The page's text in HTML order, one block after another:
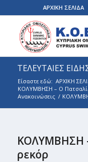
ΑΡΧΙΚΗ ΣΕΛΙΔΑ
ΤΕΛΕΥΤΑΙΕΣ
Είσαστε εδώ: ΑΡΧΙΚΗ
ΚΟΛΥΜΒΗΣΗ – Ο
Ανακοινώσεις /
ΚΟΛΥΜΒΗΣΗ
ρεκόρ